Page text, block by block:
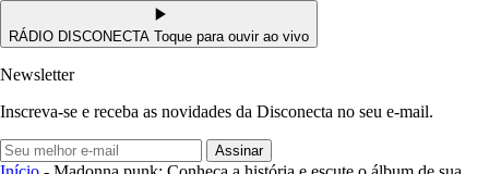
RÁDIO DISCONECTA Toque para ouvir ao vivo
Newsletter
Inscreva-se e receba as novidades da Disconecta no seu e-mail.
Assinar